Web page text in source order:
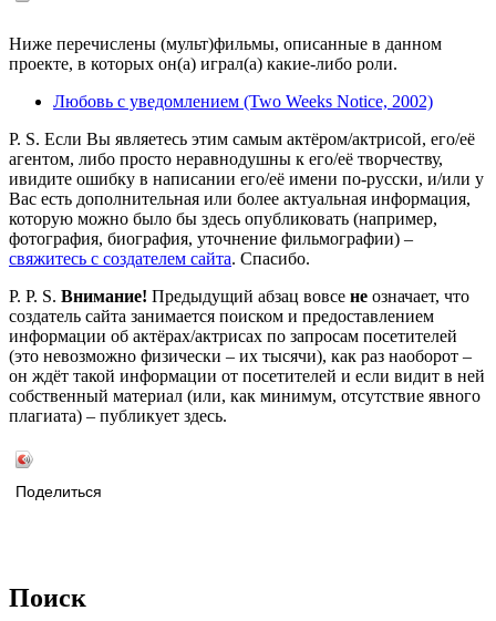
Ниже перечислены (мульт)фильмы, описанные в данном
проекте, в которых он(а) играл(а) какие-либо роли.
Любовь с уведомлением (Two Weeks Notice, 2002)
P. S. Если Вы являетесь этим самым актёром/актрисой, его/её
агентом, либо просто неравнодушны к его/её творчеству,
ивидите ошибку в написании его/её имени по-русски, и/или у
Вас есть дополнительная или более актуальная информация,
которую можно было бы здесь опубликовать (например,
фотография, биография, уточнение фильмографии) –
свяжитесь с создателем сайта. Спасибо.
P. P. S. Внимание! Предыдущий абзац вовсе не означает, что
создатель сайта занимается поиском и предоставлением
информации об актёрах/актрисах по запросам посетителей
(это невозможно физически – их тысячи), как раз наоборот –
он ждёт такой информации от посетителей и если видит в ней
собственный материал (или, как минимум, отсутствие явного
плагиата) – публикует здесь.
Поделиться
Поиск